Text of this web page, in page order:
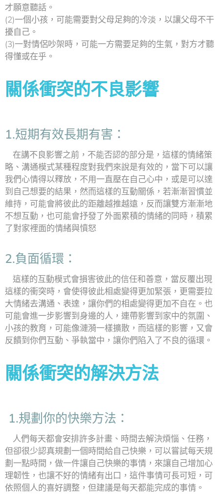
才願意聽話。
(2)一個小孩，可能需要對父母足夠的冷淡，以讓父母不干
擾自己。
(3)一對情侶吵架時，可能一方需要足夠的生氣，對方才聽
得懂或在乎。
關係衝突的不良影響
1.短期有效長期有害：
在講不良影響之前，不能否認的部分是，這樣的情緒策
略、溝通模式某種程度對我們來說是有效的，當下可以讓
我們心情得以釋放，不用一直壓在自己心中，或是可以達
到自己想要的結果，然而這樣的互動關係，若漸漸習慣並
維持，可能會將彼此的距離越推越遠，反而讓雙方漸漸地
不想互動，也可能會抒發了外面累積的情緒的同時，積累
了對家裡面的情緒與憤怒
2.負面循環：
這樣的互動模式會損害彼此的信任和善意，當反覆出現
這樣的衝突時，會使得彼此相處變得更加緊張，更需要拉
大情緒去溝通、表達，讓你們的相處變得更加不自在。也
可能會進一步影響到身邊的人，連帶影響到家中的氛圍、
小孩的教育，可能像漣漪一樣擴散，而這樣的影響，又會
反饋到你們互動、爭執當中，讓你們陷入了不良的循環。
關係衝突的解決方法
1.規劃你的快樂方法 ：
人們每天都會安排許多計畫、時間去解決煩惱、任務，
但卻很少認真規劃一個時間給自己快樂，可以嘗試每天規
劃一點時間，做一件讓自己快樂的事情，來讓自己增加心
理韌性，也讓不好的情緒有出口，這件事情可長可短，可
依照個人的喜好調整，但建議是每天都能完成的事情。